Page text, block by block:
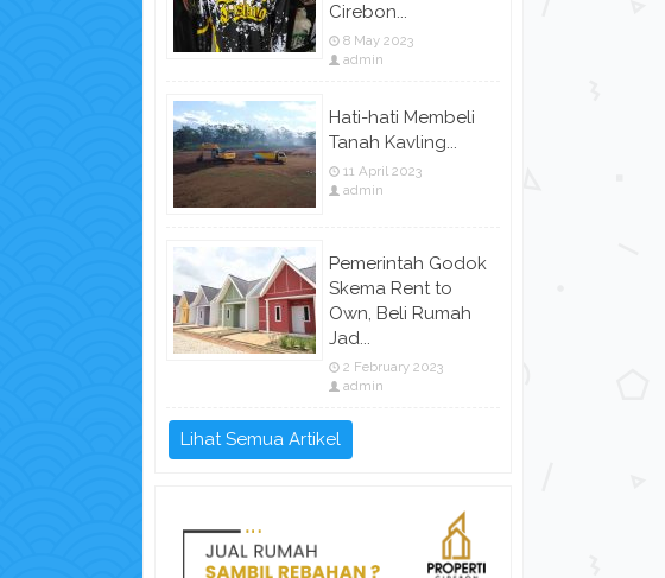
Cirebon...
8 May 2023
admin
Hati-hati Membeli
Tanah Kavling...
11 April 2023
admin
Pemerintah Godok
Skema Rent to
Own, Beli Rumah
Jad...
2 February 2023
admin
Lihat Semua Artikel